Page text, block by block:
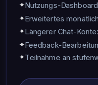
✦ Nutzungs-Dashboard
✦Erweitertes
✦Längerer Chat-
✦Feedback-
✦Teilnahme an